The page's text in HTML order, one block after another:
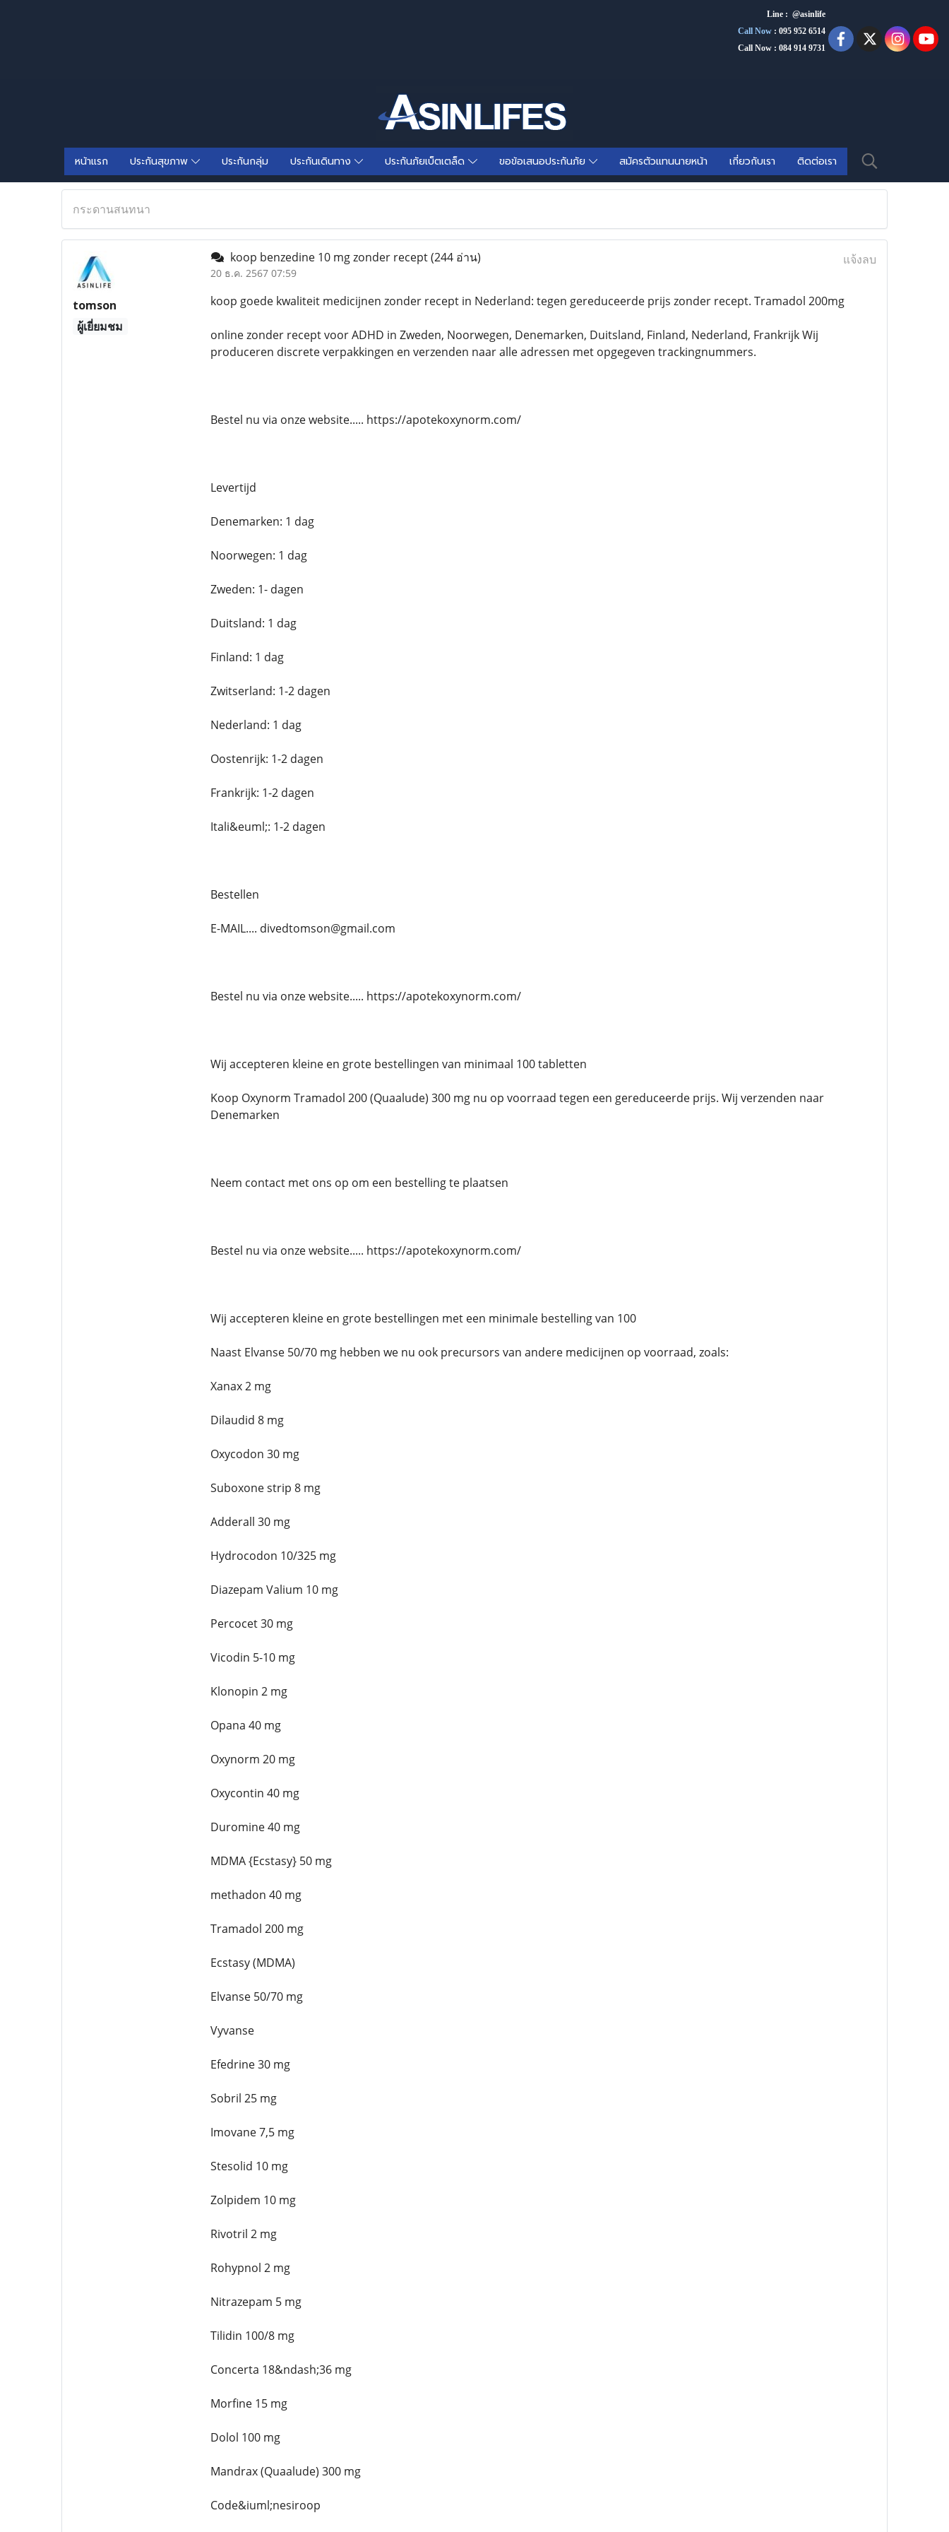
Line : @asinlife
Call Now : 095 952 6514
Call Now : 084 914 9731
หน้าแรก ประกันสุขภาพ ประกันกลุ่ม ประกันเดินทาง ประกันภัยเบ็ตเตล็ด ขอข้อเสนอประกันภัย สมัครตัวแทนนายหน้า เกี่ยวกับเรา ติดต่อเรา
กระดานสนทนา
tomson
ผู้เยี่ยมชม
koop benzedine 10 mg zonder recept(244 อ่าน)
20 ธ.ค. 2567 07:59
แจ้งลบ
koop goede kwaliteit medicijnen zonder recept in Nederland: tegen gereduceerde prijs zonder recept. Tramadol 200mg
online zonder recept voor ADHD in Zweden, Noorwegen, Denemarken, Duitsland, Finland, Nederland, Frankrijk Wij
produceren discrete verpakkingen en verzenden naar alle adressen met opgegeven trackingnummers.
Bestel nu via onze website..... https://apotekoxynorm.com/
Levertijd
Denemarken: 1 dag
Noorwegen: 1 dag
Zweden: 1- dagen
Duitsland: 1 dag
Finland: 1 dag
Zwitserland: 1-2 dagen
Nederland: 1 dag
Oostenrijk: 1-2 dagen
Frankrijk: 1-2 dagen
Itali&euml;: 1-2 dagen
Bestellen
E-MAIL.... divedtomson@gmail.com
Bestel nu via onze website..... https://apotekoxynorm.com/
Wij accepteren kleine en grote bestellingen van minimaal 100 tabletten
Koop Oxynorm Tramadol 200 (Quaalude) 300 mg nu op voorraad tegen een gereduceerde prijs. Wij verzenden naar
Denemarken
Neem contact met ons op om een ​​bestelling te plaatsen
Bestel nu via onze website..... https://apotekoxynorm.com/
Wij accepteren kleine en grote bestellingen met een minimale bestelling van 100
Naast Elvanse 50/70 mg hebben we nu ook precursors van andere medicijnen op voorraad, zoals:
Xanax 2 mg
Dilaudid 8 mg
Oxycodon 30 mg
Suboxone strip 8 mg
Adderall 30 mg
Hydrocodon 10/325 mg
Diazepam Valium 10 mg
Percocet 30 mg
Vicodin 5-10 mg
Klonopin 2 mg
Opana 40 mg
Oxynorm 20 mg
Oxycontin 40 mg
Duromine 40 mg
MDMA {Ecstasy} 50 mg
methadon 40 mg
Tramadol 200 mg
Ecstasy (MDMA)
Elvanse 50/70 mg
Vyvanse
Efedrine 30 mg
Sobril 25 mg
Imovane 7,5 mg
Stesolid 10 mg
Zolpidem 10 mg
Rivotril 2 mg
Rohypnol 2 mg
Nitrazepam 5 mg
Tilidin 100/8 mg
Concerta 18&ndash;36 mg
Morfine 15 mg
Dolol 100 mg
Mandrax (Quaalude) 300 mg
Code&iuml;nesiroop